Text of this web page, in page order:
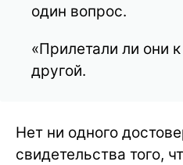
один вопрос.
«Прилетали ли они
другой.
Нет ни одного
свидетельства того,